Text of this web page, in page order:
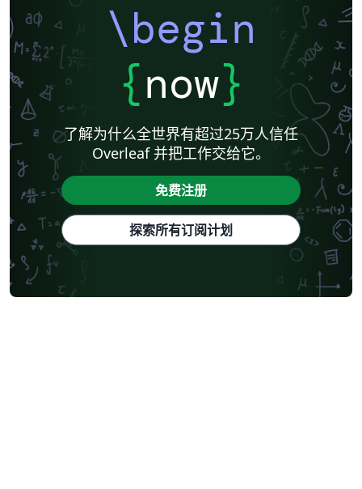
\begin
{now}
了解为什么全世界有超过25万人信任
Overleaf 并把工作交给它。
免费注册
探索所有订阅计划